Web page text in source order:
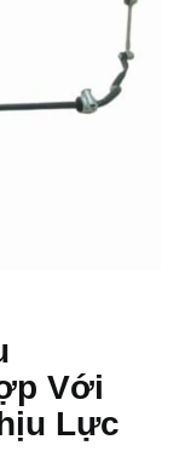
Với
Lực